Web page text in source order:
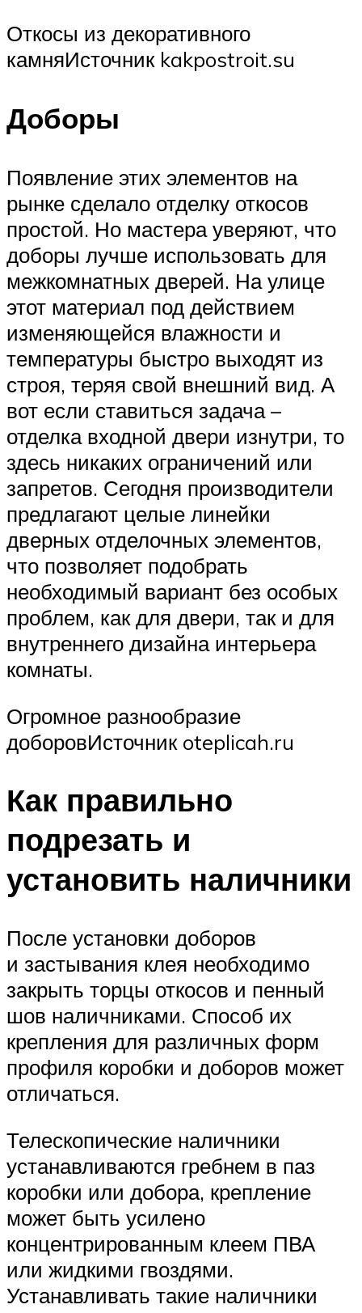
Откосы из декоративного
камняИсточник kakpostroit.su
Доборы
Появление этих элементов на
рынке сделало отделку откосов
простой. Но мастера уверяют, что
доборы лучше использовать для
межкомнатных дверей. На улице
этот материал под действием
изменяющейся влажности и
температуры быстро выходят из
строя, теряя свой внешний вид. А
вот если ставиться задача –
отделка входной двери изнутри, то
здесь никаких ограничений или
запретов. Сегодня производители
предлагают целые линейки
дверных отделочных элементов,
что позволяет подобрать
необходимый вариант без особых
проблем, как для двери, так и для
внутреннего дизайна интерьера
комнаты.
Огромное разнообразие
доборовИсточник oteplicah.ru
Как правильно
подрезать и
установить наличники
После установки доборов
и застывания клея необходимо
закрыть торцы откосов и пенный
шов наличниками. Способ их
крепления для различных форм
профиля коробки и доборов может
отличаться.
Телескопические наличники
устанавливаются гребнем в паз
коробки или добора, крепление
может быть усилено
концентрированным клеем ПВА
или жидкими гвоздями.
Устанавливать такие наличники